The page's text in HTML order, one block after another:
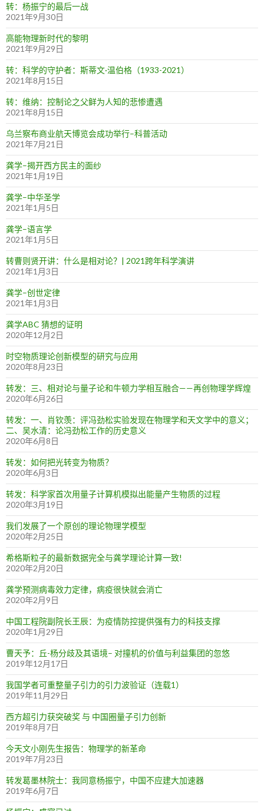
转：杨振宁的最后一战
2021年9月30日
高能物理新时代的黎明
2021年9月29日
转：科学的守护者：斯蒂文·温伯格（1933-2021）
2021年8月15日
转：维纳：控制论之父鲜为人知的悲惨遭遇
2021年8月15日
乌兰察布商业航天博览会成功举行–科普活动
2021年7月21日
龚学–揭开西方民主的面纱
2021年1月19日
龚学–中华圣学
2021年1月5日
龚学–语言学
2021年1月5日
转曹则贤开讲：什么是相对论？| 2021跨年科学演讲
2021年1月3日
龚学–创世定律
2021年1月3日
龚学ABC 猜想的证明
2020年12月2日
时空物质理论创新模型的研究与应用
2020年8月23日
转发：三、相对论与量子论和牛顿力学相互融合——再创物理学辉煌
2020年6月26日
转发：一、肖钦羡：评冯劲松实验发现在物理学和天文学中的意义；
二、吴水清：论冯劲松工作的历史意义
2020年6月8日
转发：如何把光转变为物质？
2020年6月3日
转发：科学家首次用量子计算机模拟出能量产生物质的过程
2020年3月19日
我们发展了一个原创的理论物理学模型
2020年2月25日
希格斯粒子的最新数据完全与龚学理论计算一致!
2020年2月20日
龚学预测病毒效力定律，病疫很快就会消亡
2020年2月9日
中国工程院副院长王辰：为疫情防控提供强有力的科技支撑
2020年1月29日
曹天予：丘-杨分歧及其语境– 对撞机的价值与利益集团的忽悠
2019年12月17日
我国学者可重整量子引力的引力波验证（连载1）
2019年11月29日
西方超引力获突破奖 与 中国圈量子引力创新
2019年8月7日
今天文小刚先生报告：物理学的新革命
2019年7月23日
转发葛墨林院士：我同意杨振宁，中国不应建大加速器
2019年6月7日